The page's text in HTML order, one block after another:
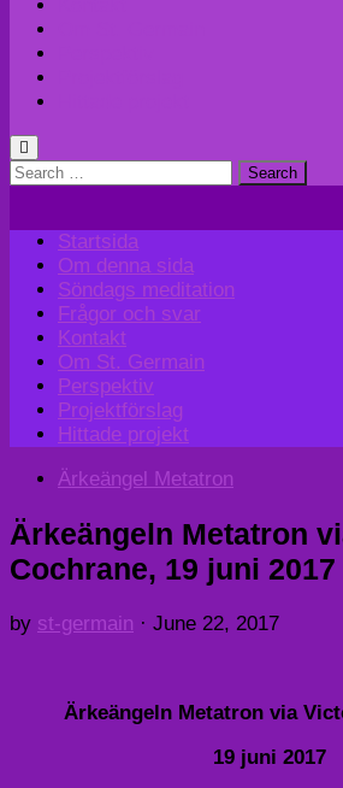
Search
Startsida
Om denna sida
Söndags meditation
Frågor och svar
Kontakt
Om St. Germain
Perspektiv
Projektförslag
Hittade projekt
Ärkeängel Metatron
Ärkeängeln Metatron
Cochrane, 19 juni 2017
by st-germain · June 22, 2017
Ärkeängeln Metatron via
19 juni 2017